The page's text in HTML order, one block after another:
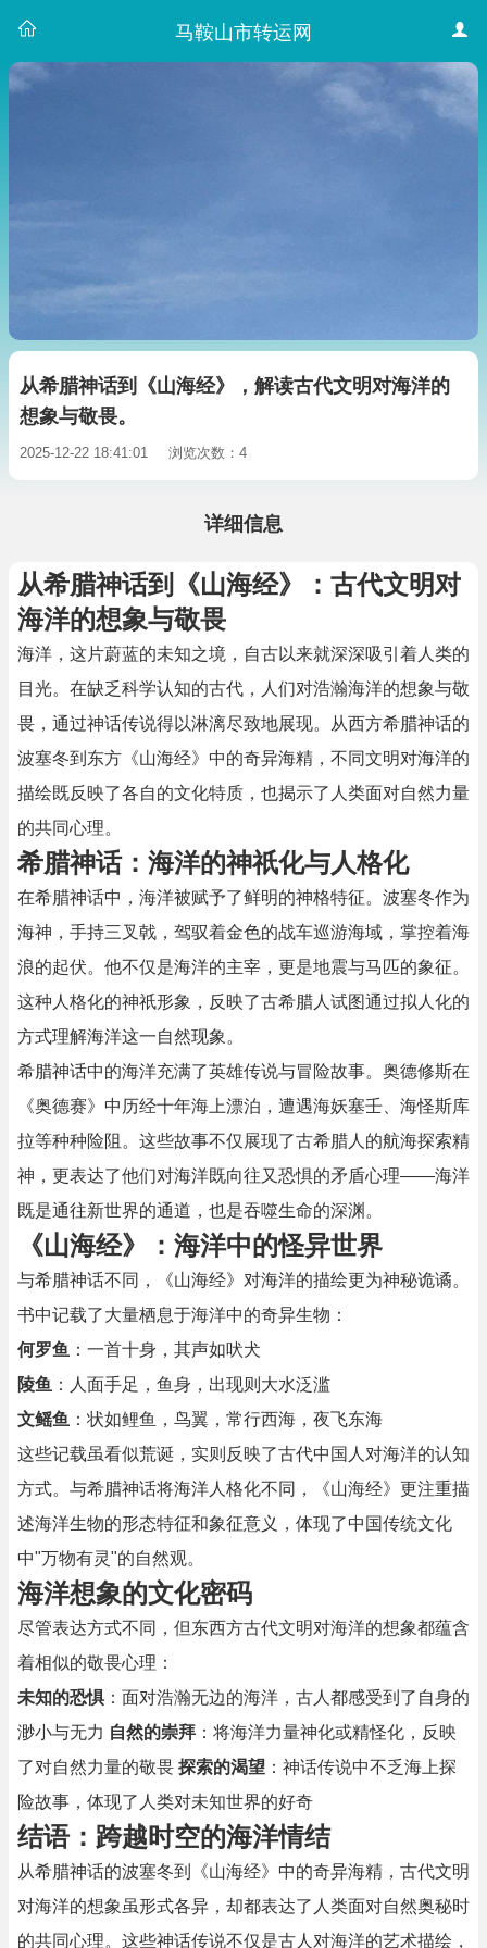
马鞍山市转运网
从希腊神话到《山海经》，解读古代文明对海洋的
想象与敬畏。
2025-12-22 18:41:01 浏览次数：4
详细信息
从希腊神话到《山海经》：古代文明对
海洋的想象与敬畏
海洋，这片蔚蓝的未知之境，自古以来就深深吸引着人类的
目光。在缺乏科学认知的古代，人们对浩瀚海洋的想象与敬
畏，通过神话传说得以淋漓尽致地展现。从西方希腊神话的
波塞冬到东方《山海经》中的奇异海精，不同文明对海洋的
描绘既反映了各自的文化特质，也揭示了人类面对自然力量
的共同心理。
希腊神话：海洋的神祇化与人格化
在希腊神话中，海洋被赋予了鲜明的神格特征。波塞冬作为
海神，手持三叉戟，驾驭着金色的战车巡游海域，掌控着海
浪的起伏。他不仅是海洋的主宰，更是地震与马匹的象征。
这种人格化的神祇形象，反映了古希腊人试图通过拟人化的
方式理解海洋这一自然现象。
希腊神话中的海洋充满了英雄传说与冒险故事。奥德修斯在
《奥德赛》中历经十年海上漂泊，遭遇海妖塞壬、海怪斯库
拉等种种险阻。这些故事不仅展现了古希腊人的航海探索精
神，更表达了他们对海洋既向往又恐惧的矛盾心理——海洋
既是通往新世界的通道，也是吞噬生命的深渊。
《山海经》：海洋中的怪异世界
与希腊神话不同，《山海经》对海洋的描绘更为神秘诡谲。
书中记载了大量栖息于海洋中的奇异生物：
何罗鱼 ：一首十身，其声如吠犬
陵鱼 ：人面手足，鱼身，出现则大水泛滥
文鳐鱼 ：状如鲤鱼，鸟翼，常行西海，夜飞东海
这些记载虽看似荒诞，实则反映了古代中国人对海洋的认知
方式。与希腊神话将海洋人格化不同，《山海经》更注重描
述海洋生物的形态特征和象征意义，体现了中国传统文化
中"万物有灵"的自然观。
海洋想象的文化密码
尽管表达方式不同，但东西方古代文明对海洋的想象都蕴含
着相似的敬畏心理：
未知的恐惧 ：面对浩瀚无边的海洋，古人都感受到了自身的
渺小与无力 自然的崇拜 ：将海洋力量神化或精怪化，反映
了对自然力量的敬畏 探索的渴望 ：神话传说中不乏海上探
险故事，体现了人类对未知世界的好奇
结语：跨越时空的海洋情结
从希腊神话的波塞冬到《山海经》中的奇异海精，古代文明
对海洋的想象虽形式各异，却都表达了人类面对自然奥秘时
的共同心理。这些神话传说不仅是古人对海洋的艺术描绘，